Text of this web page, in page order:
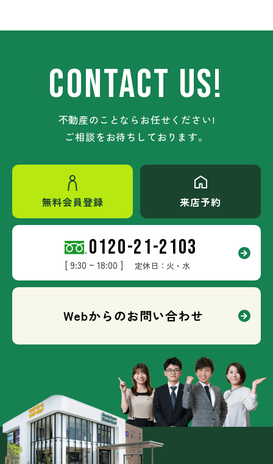
CONTACT US!
不動産のことならお任せください!
ご相談をお待ちしております。
無料会員登録 来店予約
0120-21-2103
[ 9:30 ~ 18:00 ] 定休日：火・水
Webからのお問い合わせ